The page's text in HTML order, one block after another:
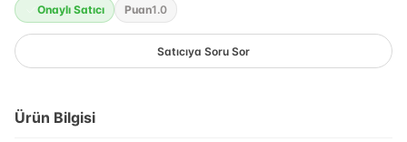
Onaylı Satıcı Puan1.0
Satıcıya Soru Sor
Ürün Bilgisi